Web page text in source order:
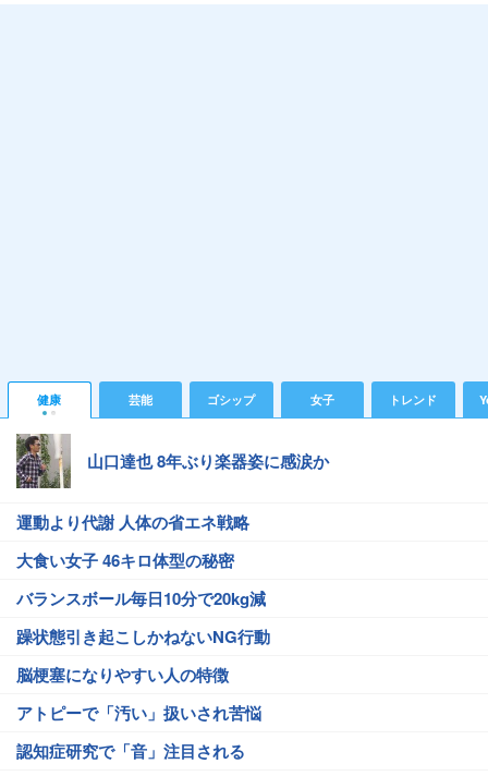
健康 芸能 ゴシップ 女子 トレンド
山口達也 8年ぶり楽器姿に感涙か
運動より代謝 人体の省エネ戦略
大食い女子 46キロ体型の秘密
バランスボール毎日10分で20kg減
躁状態引き起こしかねないNG行動
脳梗塞になりやすい人の特徴
アトピーで「汚い」扱いされ苦悩
認知症研究で「音」注目される